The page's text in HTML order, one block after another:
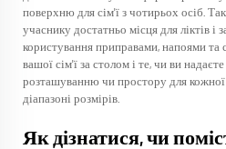
поверхню для сім'ї з чотирьох осіб.
учаснику достатньо місця для ліктів і
користування приправами, напоями та
вашої сім'ї за столом і те, чи ви
розташуванню чи простору для
діапазоні розмірів.
Як дізнатися, чи